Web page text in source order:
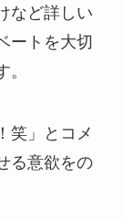
など詳しい
ートを大切
笑」とコメ
る意欲をの